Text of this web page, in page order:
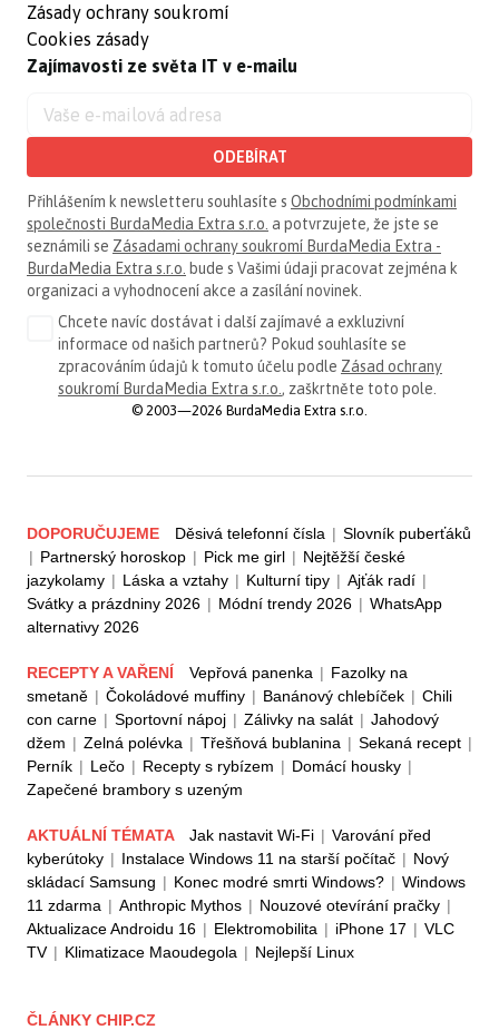
Zásady ochrany soukromí
Cookies zásady
Zajímavosti ze světa IT v e-mailu
ODEBÍRAT
Přihlášením k newsletteru souhlasíte s Obchodními podmínkami
společnosti BurdaMedia Extra s.r.o. a potvrzujete, že jste se
seznámili se Zásadami ochrany soukromí BurdaMedia Extra -
BurdaMedia Extra s.r.o. bude s Vašimi údaji pracovat zejména k
organizaci a vyhodnocení akce a zasílání novinek.
Chcete navíc dostávat i další zajímavé a exkluzivní
informace od našich partnerů? Pokud souhlasíte se
zpracováním údajů k tomuto účelu podle Zásad ochrany
soukromí BurdaMedia Extra s.r.o. , zaškrtněte toto pole.
© 2003—2026 BurdaMedia Extra s.r.o.
DOPORUČUJEME Děsivá telefonní čísla | Slovník puberťáků
| Partnerský horoskop | Pick me girl | Nejtěžší české
jazykolamy | Láska a vztahy | Kulturní tipy | Ajťák radí |
Svátky a prázdniny 2026 | Módní trendy 2026 | WhatsApp
alternativy 2026
RECEPTY A VAŘENÍ Vepřová panenka | Fazolky na
smetaně | Čokoládové muffiny | Banánový chlebíček | Chili
con carne | Sportovní nápoj | Zálivky na salát | Jahodový
džem | Zelná polévka | Třešňová bublanina | Sekaná recept |
Perník | Lečo | Recepty s rybízem | Domácí housky |
Zapečené brambory s uzeným
AKTUÁLNÍ TÉMATA Jak nastavit Wi-Fi | Varování před
kyberútoky | Instalace Windows 11 na starší počítač | Nový
skládací Samsung | Konec modré smrti Windows? | Windows
11 zdarma | Anthropic Mythos | Nouzové otevírání pračky |
Aktualizace Androidu 16 | Elektromobilita | iPhone 17 | VLC
TV | Klimatizace Maoudegola | Nejlepší Linux
ČLÁNKY CHIP.CZ